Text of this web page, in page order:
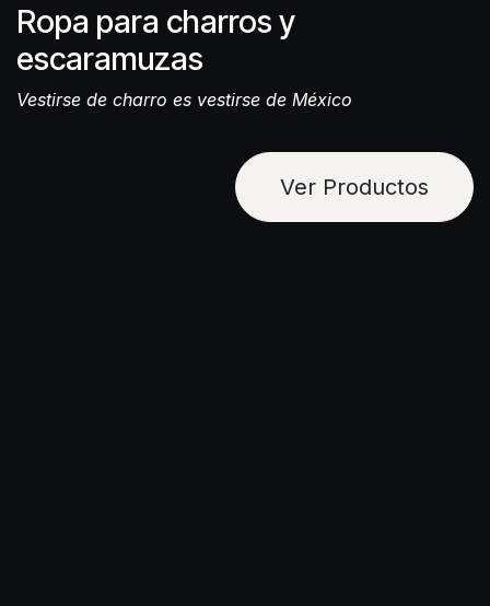
Ver Productos
Ropa para charros y
escaramuzas
Vestirse de charro es vestirse de México